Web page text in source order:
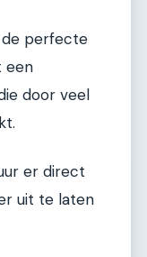
de perfecte
een
door veel
er direct
uit te laten